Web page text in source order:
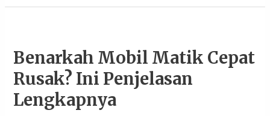
Benarkah Mobil Matik Cepat
Rusak? Ini Penjelasan
Lengkapnya
Matik
Cepat
Rusak?
Ini
Penjelasan